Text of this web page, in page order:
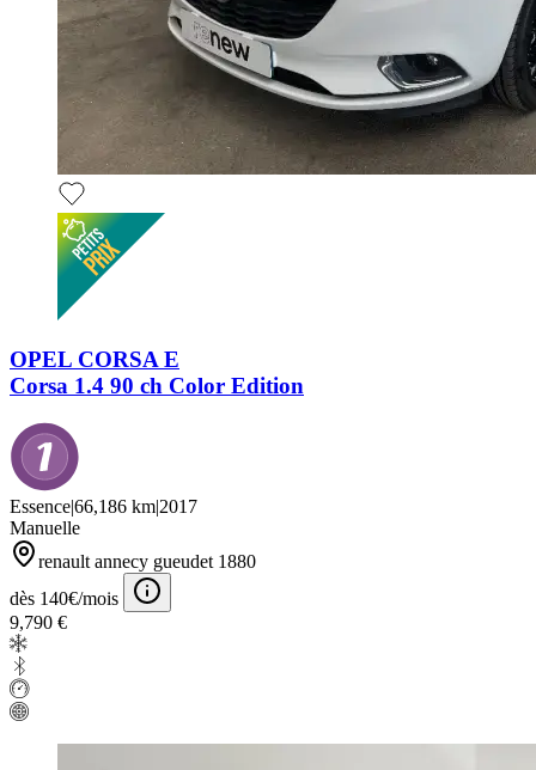
OPEL CORSA E
Corsa 1.4 90 ch Color Edition
Essence|66,186 km|2017
Manuelle
renault annecy gueudet 1880
dès 140€/mois
9,790 €